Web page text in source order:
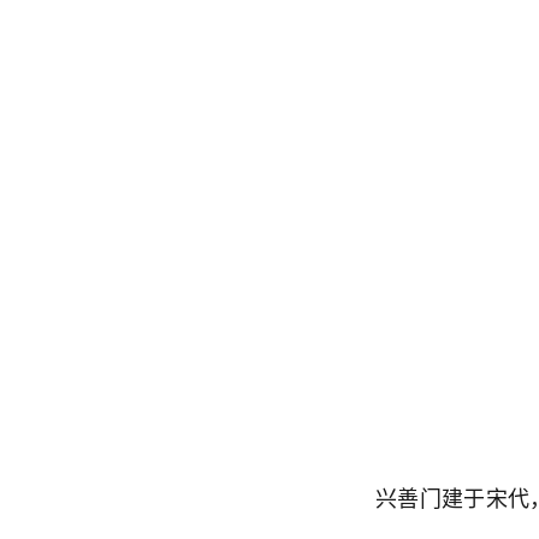
兴善门建于宋代